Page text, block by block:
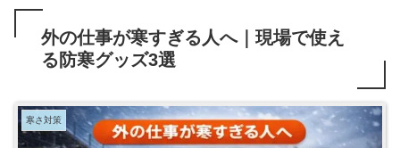
外の仕事が寒すぎる人へ｜現場で使え
る防寒グッズ3選
寒さ対策